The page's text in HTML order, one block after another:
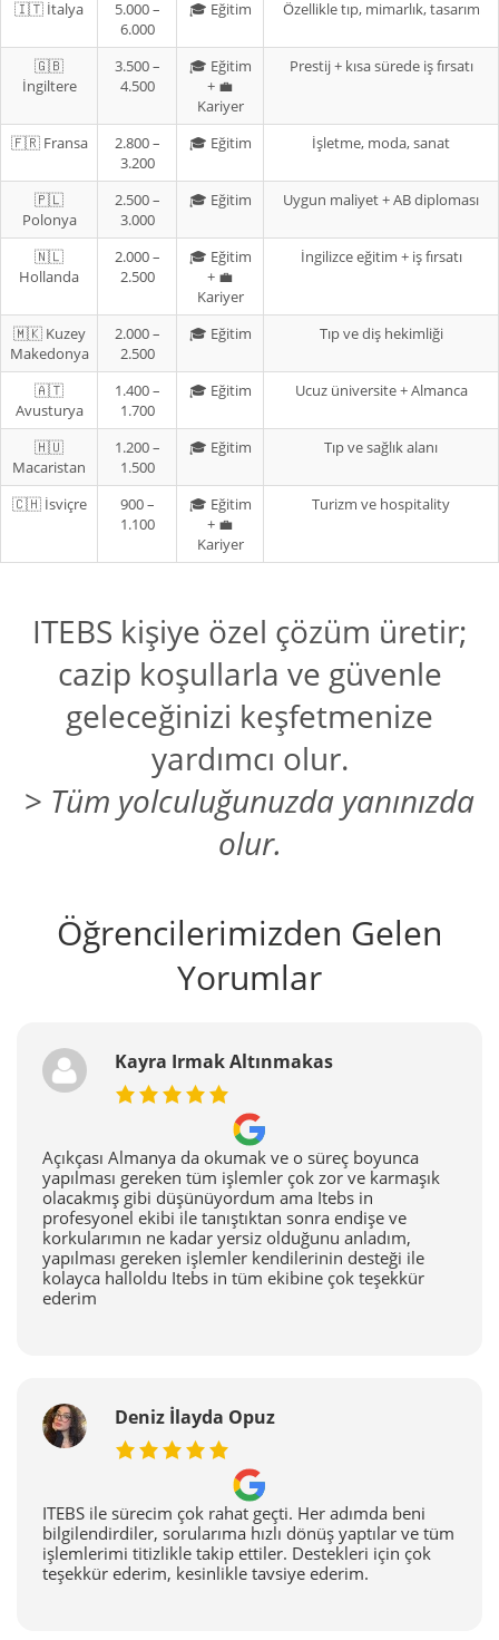
🇮🇹 İtalya
5.000 –
6.000
🎓 Eğitim Özellikle tıp, mimarlık, tasarım
🇬🇧
İngiltere
3.500 –
4.500
🎓 Eğitim
+ 💼
Kariyer
Prestij + kısa sürede iş fırsatı
🇫🇷 Fransa
2.800 –
3.200
🎓 Eğitim İşletme, moda, sanat
🇵🇱
Polonya
2.500 –
3.000
🎓 Eğitim Uygun maliyet + AB diploması
🇳🇱
Hollanda
2.000 –
2.500
🎓 Eğitim
+ 💼
Kariyer
İngilizce eğitim + iş fırsatı
🇲🇰 Kuzey
Makedonya
2.000 –
2.500
🎓 Eğitim Tıp ve diş hekimliği
🇦🇹
Avusturya
1.400 –
1.700
🎓 Eğitim Ucuz üniversite + Almanca
🇭🇺
Macaristan
1.200 –
1.500
🎓 Eğitim Tıp ve sağlık alanı
🇨🇭 İsviçre
900 –
1.100
🎓 Eğitim
+ 💼
Kariyer
Turizm ve hospitality
ITEBS kişiye özel çözüm üretir;
cazip koşullarla ve güvenle
geleceğinizi keşfetmenize
yardımcı olur.
> Tüm yolculuğunuzda yanınızda
olur.
Öğrencilerimizden Gelen
Yorumlar
Kayra Irmak Altınmakas
Açıkçası Almanya da okumak ve o süreç boyunca
yapılması gereken tüm işlemler çok zor ve karmaşık
olacakmış gibi düşünüyordum ama Itebs in
profesyonel ekibi ile tanıştıktan sonra endişe ve
korkularımın ne kadar yersiz olduğunu anladım,
yapılması gereken işlemler kendilerinin desteği ile
kolayca halloldu Itebs in tüm ekibine çok teşekkür
ederim
Deniz İlayda Opuz
ITEBS ile sürecim çok rahat geçti. Her adımda beni
bilgilendirdiler, sorularıma hızlı dönüş yaptılar ve tüm
işlemlerimi titizlikle takip ettiler. Destekleri için çok
teşekkür ederim, kesinlikle tavsiye ederim.